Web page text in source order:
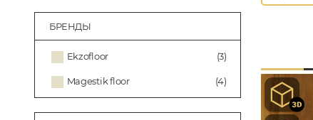
БРЕНДЫ
Ekzofloor (3)
Magestik floor (4)